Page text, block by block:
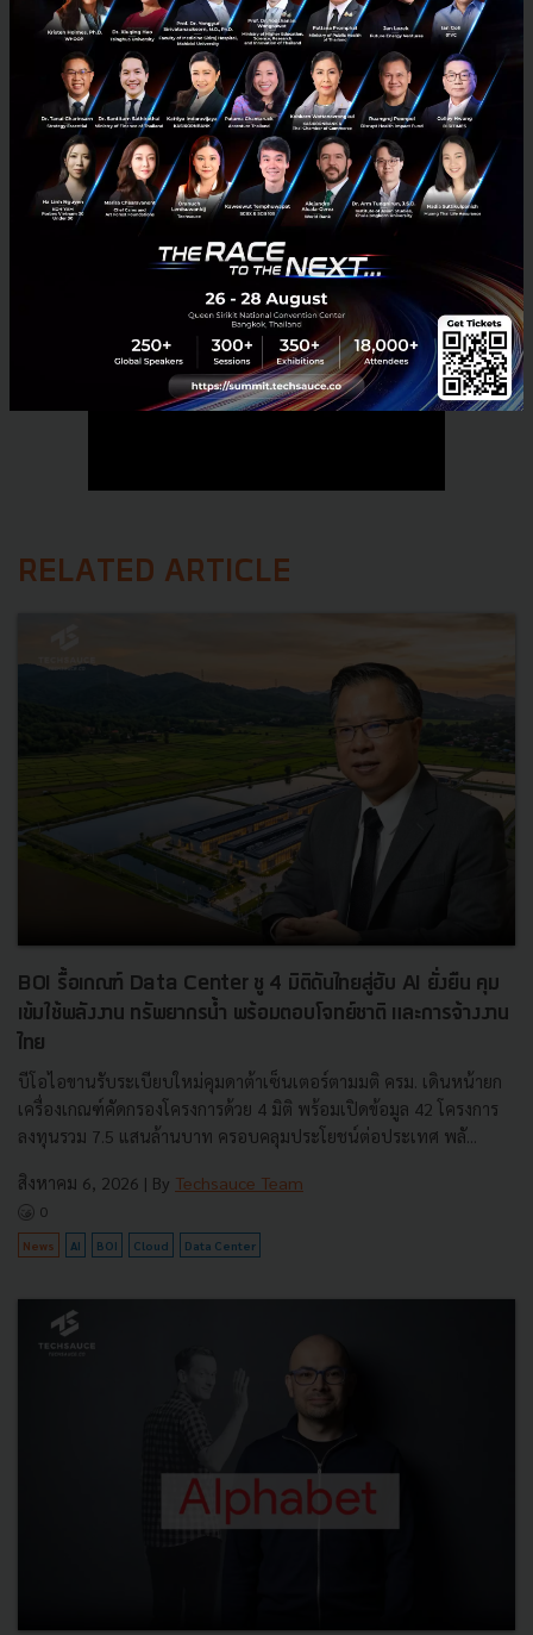
News AI jitta startup wealth tech jitta wealth
No comment
RELATED ARTICLE
BOI รื้อเกณฑ์ Data Center ชู 4 มิติดันไทยสู่ฮับ AI ยั่งยืน คุม
เข้มใช้พลังงาน ทรัพยากรน้ำ พร้อมตอบโจทย์ชาติ และการจ้างงาน
ไทย
บีโอไอขานรับระเบียบใหม่คุมดาต้าเซ็นเตอร์ตามมติ ครม. เดินหน้ายก
เครื่องเกณฑ์คัดกรองโครงการด้วย 4 มิติ พร้อมเปิดข้อมูล 42 โครงการ
ลงทุนรวม 7.5 แสนล้านบาท ครอบคลุมประโยชน์ต่อประเทศ พลั...
สิงหาคม 6, 2026 | By Techsauce Team
0
News AI BOI Cloud Data Center